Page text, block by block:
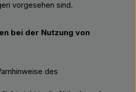
vorgesehen sind.
bei der Nutzung von
des